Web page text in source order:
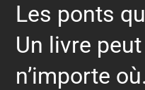
Les ponts
Un livre
n’importe